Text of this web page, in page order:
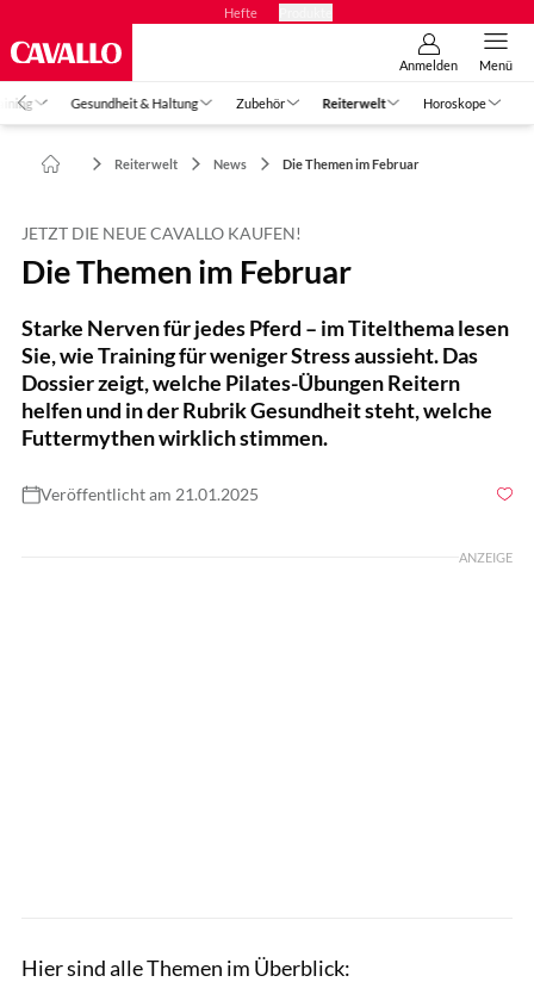
Hefte
Anmelden Menü
Gesundheit & Haltung Zubehör Reiterwelt Horoskope
Reiterwelt News Die Themen im Februar
JETZT DIE NEUE CAVALLO KAUFEN!
Die Themen im Februar
Starke Nerven für jedes Pferd – im Titelthema lesen
Sie, wie Training für weniger Stress aussieht. Das
Dossier zeigt, welche Pilates-Übungen Reitern
helfen und in der Rubrik Gesundheit steht, welche
Futtermythen wirklich stimmen.
Veröffentlicht am 21.01.2025
ANZEIGE
Hier sind alle Themen im Überblick: